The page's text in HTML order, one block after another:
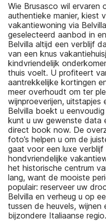
Wie Brusasco wil ervaren
authentieke manier, kiest
vakantiewoning via
geselecteerd aanbod in
Belvilla altijd een verblijf
van een knus
kindvriendelijk
thuis voelt. U profiteert
aantrekkelijke kortingen
meer overhoudt om ter
wijnproeverijen, uitstapjes
Belvilla boekt u
kunt u uw gewenste data
direct book now. De
foto’s helpen u om de
gaat voor een luxe
hondvriendelijke
het historische centrum
lang, want de mooiste
populair: reserveer uw
Belvilla en verheug u op
tussen de heuvels, wijnen
bijzondere Italiaanse regio.